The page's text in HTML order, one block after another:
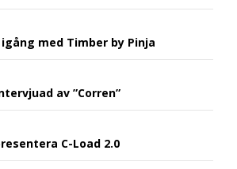
med Timber by Pinja
av ”Corren”
C-Load 2.0